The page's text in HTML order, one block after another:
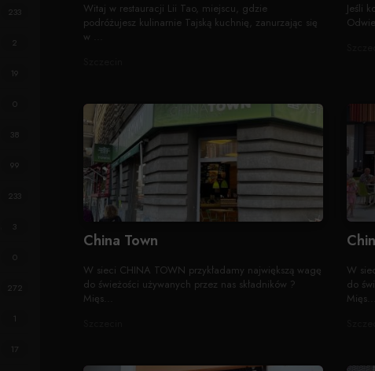
233
2
19
0
38
99
233
3
0
272
1
17
Witaj w restauracji Lii Tao, miejscu, gdzie
podróżujesz kulinarnie Tajską kuchnię, zanurzając się
w ...
Jeśli
China Town
W sieci CHINA TOWN przykładamy największą wagę
do świeżości używanych przez nas składników ?
Mięs...
W
do
Mięs...